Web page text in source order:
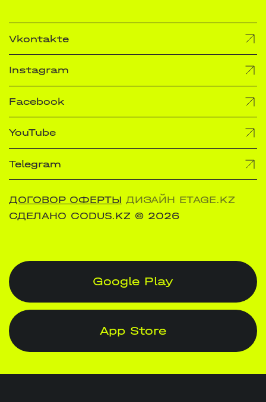
Vkontakte
Instagram
Facebook
YouTube
Telegram
ДОГОВОР ОФЕРТЫ ДИЗАЙН ETAGE.KZ
СДЕЛАНО CODUS.KZ © 2026
Google Play
App Store